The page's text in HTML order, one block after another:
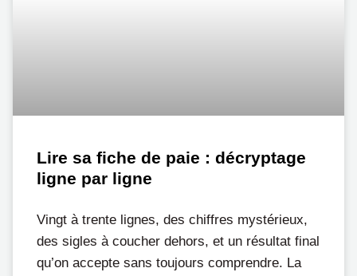
Lire sa fiche de paie : décryptage
ligne par ligne
Vingt à trente lignes, des chiffres mystérieux,
des sigles à coucher dehors, et un résultat final
qu’on accepte sans toujours comprendre. La